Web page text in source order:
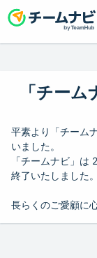
「チー
平素より「チーム
いました。
「チームナビ」
終了いたしました。
長らくのご愛顧に